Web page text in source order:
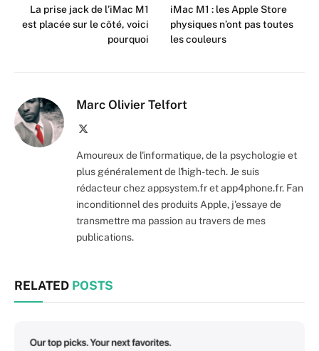
La prise jack de l’iMac M1
est placée sur le côté, voici
pourquoi
iMac M1 : les Apple Store
physiques n’ont pas toutes
les couleurs
Marc Olivier Telfort
Amoureux de l'informatique, de la psychologie et
plus généralement de l'high-tech. Je suis
rédacteur chez appsystem.fr et app4phone.fr. Fan
inconditionnel des produits Apple, j'essaye de
transmettre ma passion au travers de mes
publications.
RELATED POSTS